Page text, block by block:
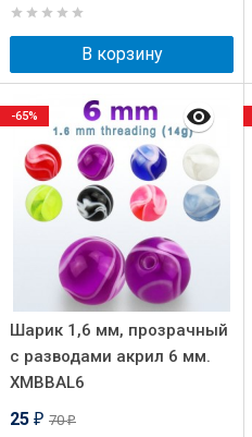
В корзину
Шарик 1,6 мм, прозрачный
с разводами акрил 6 мм.
XMBBAL6
25 ₽ 70₽
-65%